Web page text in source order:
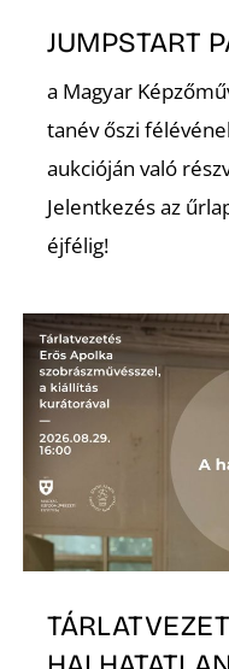
JUMPSTART
a Magyar
tanév őszi
aukcióján való
Jelentkezés az
éjfélig!